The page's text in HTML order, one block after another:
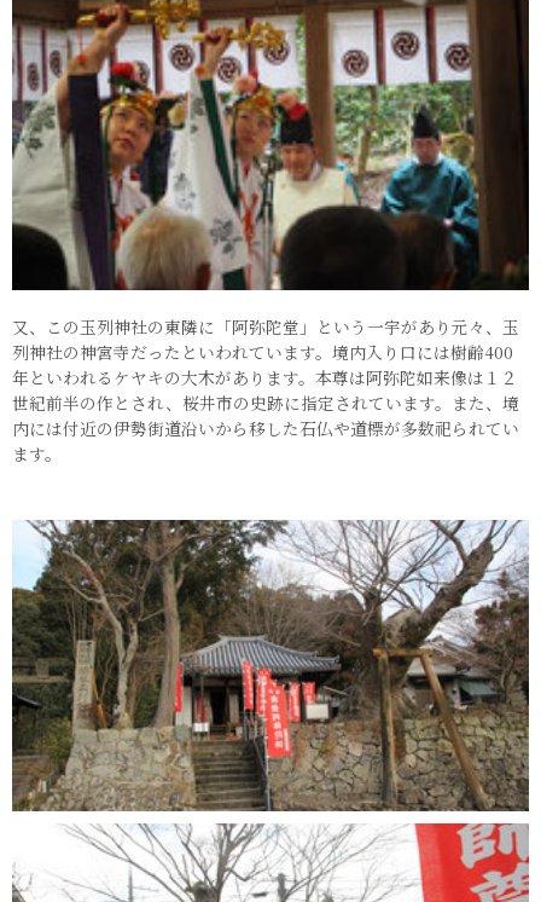
又、この玉列神社の東隣に「阿弥陀堂」という一宇があり元々、玉
列神社の神宮寺だったといわれています。境内入り口には樹齢400
年といわれるケヤキの大木があります。本尊は阿弥陀如来像は１２
世紀前半の作とされ、桜井市の史跡に指定されています。また、境
内には付近の伊勢街道沿いから移した石仏や道標が多数祀られてい
ます。